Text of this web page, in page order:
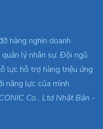
hàng nghìn doanh
lý nhân sự. Đội ngũ
lực hỗ trợ hàng triệu ứng
năng lực của mình.
Co., Ltd Nhật Bản -